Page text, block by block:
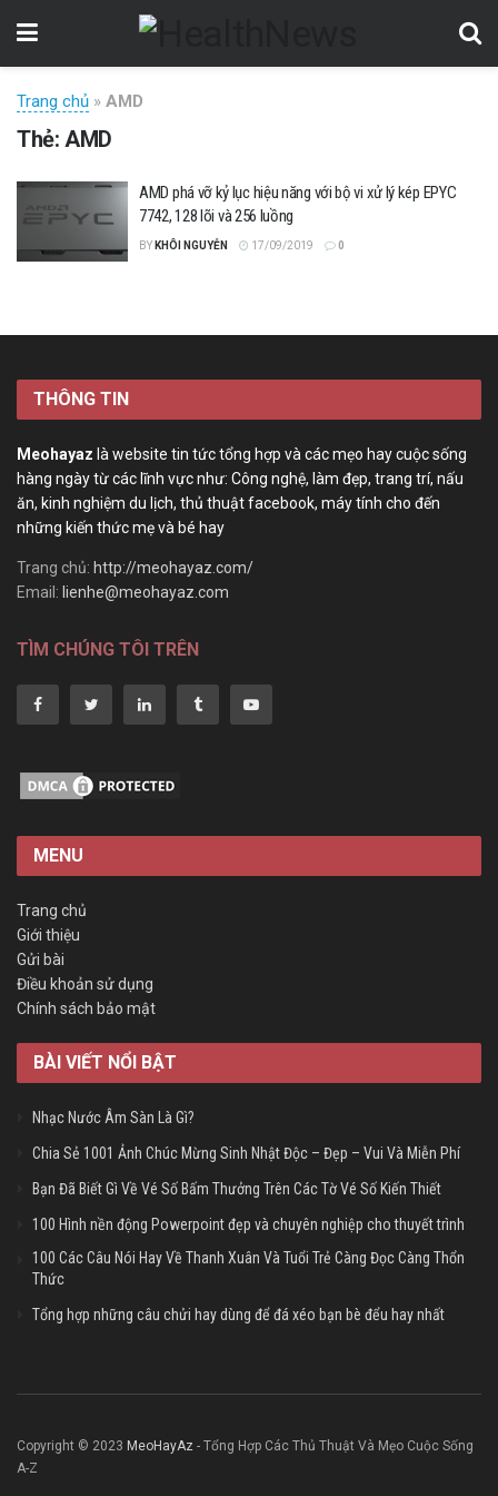
Trang chủ » AMD
Thẻ:AMD
AMD phá vỡ kỷ lục hiệu năng với bộ vi xử lý kép EPYC
7742, 128 lõi và 256 luồng
BY KHÔI NGUYỄN 17/09/2019 0
THÔNG TIN
Meohayaz là website tin tức tổng hợp và các mẹo hay cuộc sống
hàng ngày từ các lĩnh vực như: Công nghệ, làm đẹp, trang trí, nấu
ăn, kinh nghiệm du lịch, thủ thuật facebook, máy tính cho đến
những kiến thức mẹ và bé hay
Trang chủ: http://meohayaz.com/
Email: lienhe@meohayaz.com
TÌM CHÚNG TÔI TRÊN
MENU
Trang chủ
Giới thiệu
Gửi bài
Điều khoản sử dụng
Chính sách bảo mật
BÀI VIẾT NỔI BẬT
Nhạc Nước Âm Sàn Là Gì?
Chia Sẻ 1001 Ảnh Chúc Mừng Sinh Nhật Độc – Đẹp – Vui Và Miễn Phí
Bạn Đã Biết Gì Về Vé Số Bấm Thưởng Trên Các Tờ Vé Số Kiến Thiết
100 Hình nền động Powerpoint đẹp và chuyên nghiệp cho thuyết trình
100 Các Câu Nói Hay Về Thanh Xuân Và Tuổi Trẻ Càng Đọc Càng Thổn
Thức
Tổng hợp những câu chửi hay dùng để đá xéo bạn bè đểu hay nhất
Copyright © 2023 MeoHayAz - Tổng Hợp Các Thủ Thuật Và Mẹo Cuộc Sống
A-Z